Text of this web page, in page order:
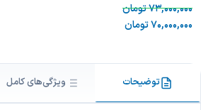
73,000,000تومان
70,000,000تومان
توضیحات ویژگی‌های کامل